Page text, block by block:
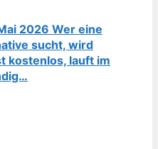
2026 Wer eine
sucht, wird
kostenlos, lauft im